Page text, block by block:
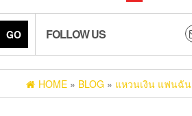
GO FOLLOW US
HOME » BLOG » แหวนเงิน แฟนฉัน